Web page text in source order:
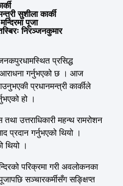
सुशीला कार्की
पूजा
निरञ्जनकुमार
प्रसिद्ध
गर्नुभएको छ । आज
प्रधानमन्त्री कार्कीले
हो ।
उत्तराधिकारी महन्थ रामरोशन
प्रदान गर्नुभएको थियो ।
थियो ।
परिक्रमा गरी अवलोकनका
सञ्चारकर्मीसँग सङ्क्षिप्त